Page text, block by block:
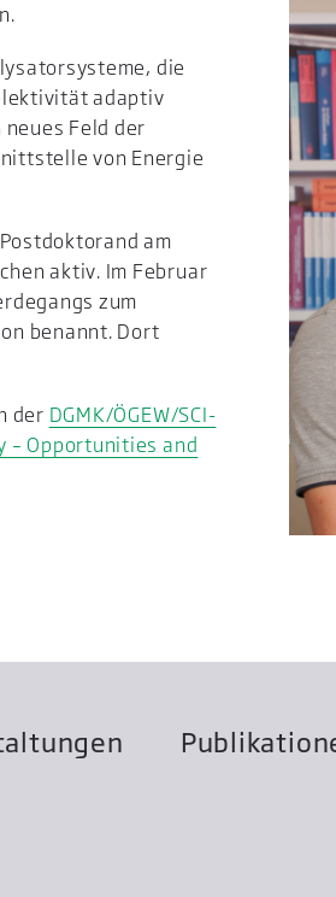
die
adaptiv
Feld der
von Energie
am
aktiv. Im Februar
zum
benannt. Dort
der DGMK/ÖGEW/SCI-
– Opportunities and